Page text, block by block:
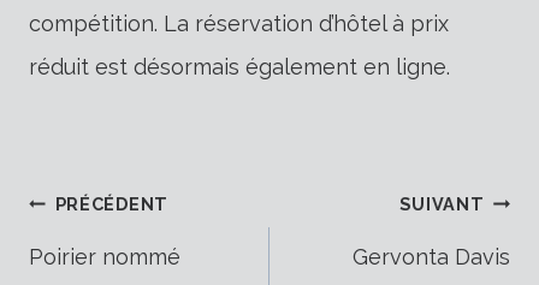
compétition. La réservation d’hôtel à prix
réduit est désormais également en ligne.
Navigation
PRÉCÉDENT
Poirier nommé
SUIVANT
Gervonta Davis